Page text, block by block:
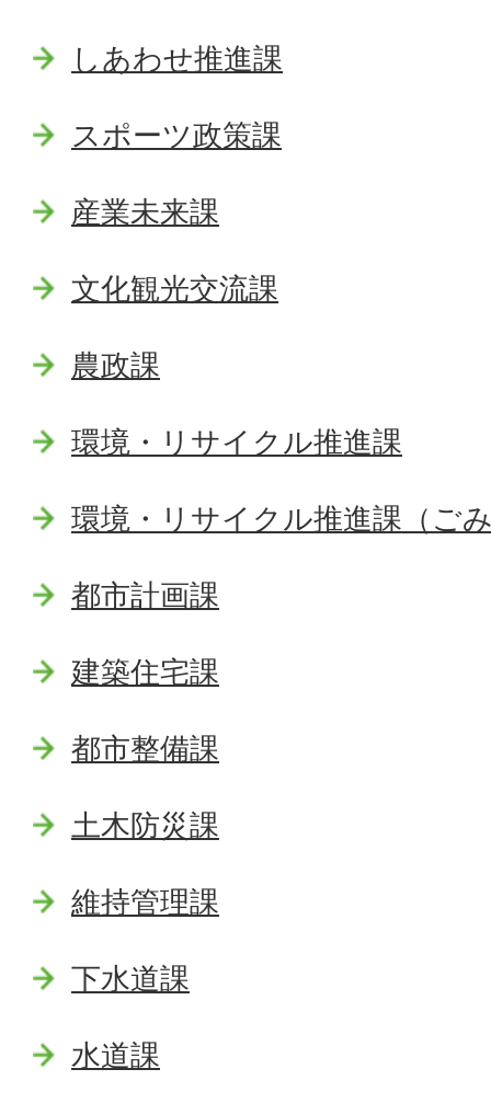
しあわせ推進課
スポーツ政策課
産業未来課
文化観光交流課
農政課
環境・リサイクル推進課
環境・リサイクル推進課（ご
都市計画課
建築住宅課
都市整備課
土木防災課
維持管理課
下水道課
水道課